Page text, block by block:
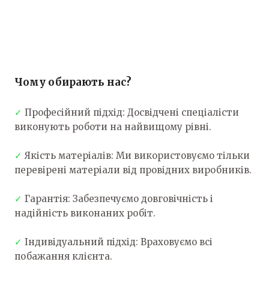
Чому обирають нас?
✓ Професійний підхід: Досвідчені спеціалісти
виконують роботи на найвищому рівні.
✓ Якість матеріалів: Ми використовуємо тільки
перевірені матеріали від провідних виробників.
✓ Гарантія: Забезпечуємо довговічність і
надійність виконаних робіт.
✓ Індивідуальний підхід: Враховуємо всі
побажання клієнта.